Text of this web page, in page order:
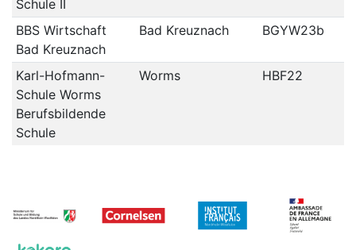
Schule II
BBS Wirtschaft
Bad Kreuznach
Bad Kreuznach BGYW23b
Karl-Hofmann-
Schule Worms
Berufsbildende
Schule
Worms HBF22